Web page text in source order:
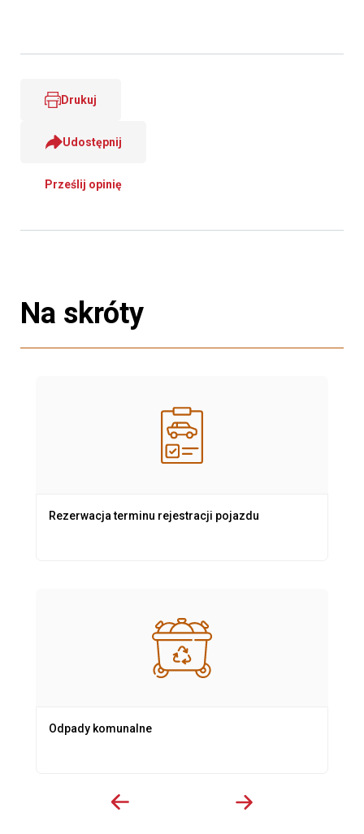
Drukuj
Udostępnij
Prześlij opinię
Na skróty
Rezerwacja terminu rejestracji pojazdu
Odpady komunalne